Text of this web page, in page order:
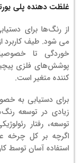
غلظت دهنده پلی
از رنگ‌ها برای
می شود. طیف کاربرد
خوردگی تا
پوشش‌های فلزی
کننده متغیر است.
برای دستیابی به
زیادی در توسعه
توسعه، رفتار
اگرچه بر کل چرخه
استفاده آسان توسط